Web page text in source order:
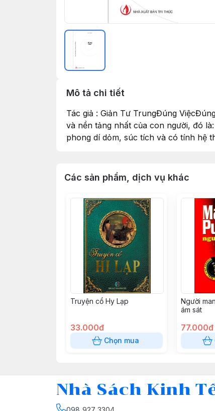
Mô tả chi tiết
Tác giả : Giản Tư TrungĐúng
và nền tảng nhất của con người, đó
phong dí dỏm, súc tích và có tính hệ
Các sản phẩm, dịch vụ khác
Truyện cổ Hy Lạp
33.000đ
Chọn mua
Người
ám sát
77.000đ
Nhà Sách Kinh